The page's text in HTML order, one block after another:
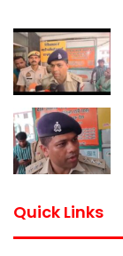
Quick Links